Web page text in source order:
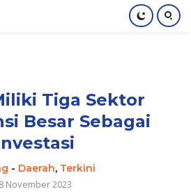
Tiga Sektor
Besar Sebagai
- Daerah, Terkini
8 November 2023